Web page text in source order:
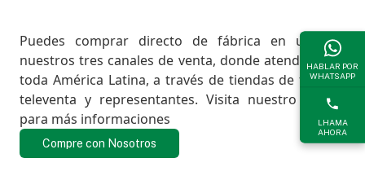
Puedes comprar directo de fábrica en uno de
nuestros tres canales de venta, donde atendemos a
toda América Latina, a través de tiendas de fábrica,
televenta y representantes. Visita nuestro centro
para más informaciones
Compre con Nosotros
HABLAR POR
WHATSAPP
LHAMA
AHORA